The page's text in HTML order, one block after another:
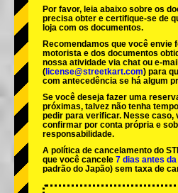
Por favor, leia abaixo sobre os
precisa obter e certifique-se de
loja com os documentos.
Recomendamos que você envie
motorista e dos documentos
nossa atividade via chat ou e-mail
( license@streetkart.com) para
com antecedência se há algum
Se você deseja fazer uma
próximas, talvez não tenha
pedir para verificar. Nesse caso,
confirmar por conta própria e
responsabilidade.
A política de cancelamento do
que você cancele 7 dias antes
padrão do Japão) sem taxa de